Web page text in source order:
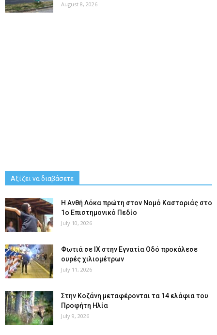
August 8, 2026
Αξίζει να διαβάσετε
Η Ανθή Λόκα πρώτη στον Νομό Καστοριάς στο
1ο Επιστημονικό Πεδίο
July 10, 2026
Φωτιά σε ΙΧ στην Εγνατία Οδό προκάλεσε
ουρές χιλιομέτρων
July 11, 2026
Στην Κοζάνη μεταφέρονται τα 14 ελάφια του
Προφήτη Ηλία
July 9, 2026